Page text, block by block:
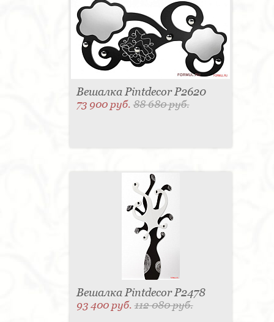
Вешалка Pintdecor P2620
73 900 руб.88 680 руб.
Вешалка Pintdecor P2478
93 400 руб.112 080 руб.